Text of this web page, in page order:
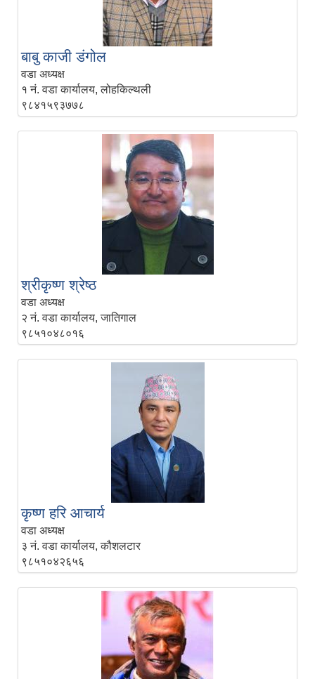
बाबु काजी डंगोल
वडा अध्यक्ष
१ नं. वडा कार्यालय, लोहकिल्थली
९८४१५९३७७८
श्रीकृष्‍ण श्रेष्‍ठ
वडा अध्यक्ष
२ नं. वडा कार्यालय, जातिगाल
९८५१०४८०१६
कृष्ण हरि आचार्य
वडा अध्यक्ष
३ नं. वडा कार्यालय, कौशलटार
९८५१०४२६५६